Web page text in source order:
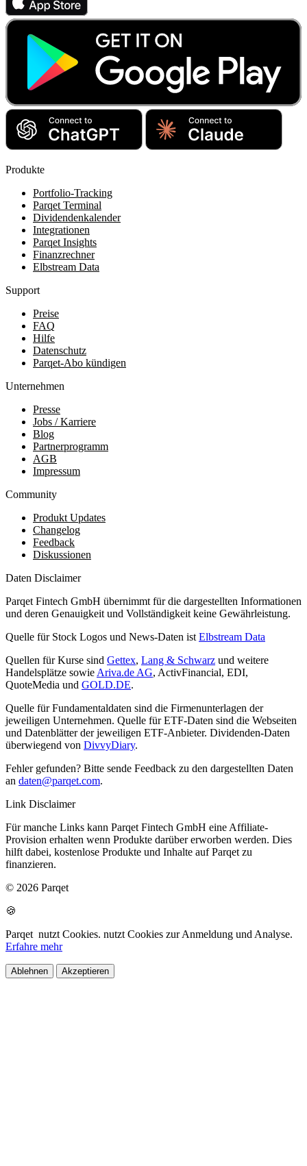
Produkte
Portfolio-Tracking
Parqet Terminal
Dividendenkalender
Integrationen
Parqet Insights
Finanzrechner
Elbstream Data
Support
Preise
FAQ
Hilfe
Datenschutz
Parqet-Abo kündigen
Unternehmen
Presse
Jobs / Karriere
Blog
Partnerprogramm
AGB
Impressum
Community
Produkt Updates
Changelog
Feedback
Diskussionen
Daten Disclaimer
Parqet Fintech GmbH übernimmt für die dargestellten Informationen
und deren Genauigkeit und Vollständigkeit keine Gewährleistung.
Quelle für Stock Logos und News-Daten ist Elbstream Data
Quellen für Kurse sind Gettex, Lang & Schwarz und weitere
Handelsplätze sowie Ariva.de AG, ActivFinancial, EDI,
QuoteMedia und GOLD.DE.
Quelle für Fundamentaldaten sind die Firmenunterlagen der
jeweiligen Unternehmen. Quelle für ETF-Daten sind die Webseiten
und Datenblätter der jeweiligen ETF-Anbieter. Dividenden-Daten
überwiegend von DivvyDiary.
Fehler gefunden? Bitte sende Feedback zu den dargestellten Daten
an daten@parqet.com.
Link Disclaimer
Für manche Links kann Parqet Fintech GmbH eine Affiliate-
Provision erhalten wenn Produkte darüber erworben werden. Dies
hilft dabei, kostenlose Produkte und Inhalte auf Parqet zu
finanzieren.
© 2026 Parqet
🍪
Parqet nutzt Cookies. nutzt Cookies zur Anmeldung und Analyse.
Erfahre mehr
Ablehnen Akzeptieren